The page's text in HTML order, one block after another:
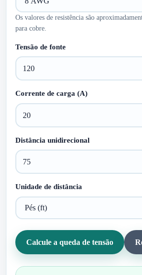
Os valores de resistência são
para cobre.
Tensão de fonte
Corrente de carga (A)
Distância unidirecional
Unidade de distância
Calcule a queda de tensão